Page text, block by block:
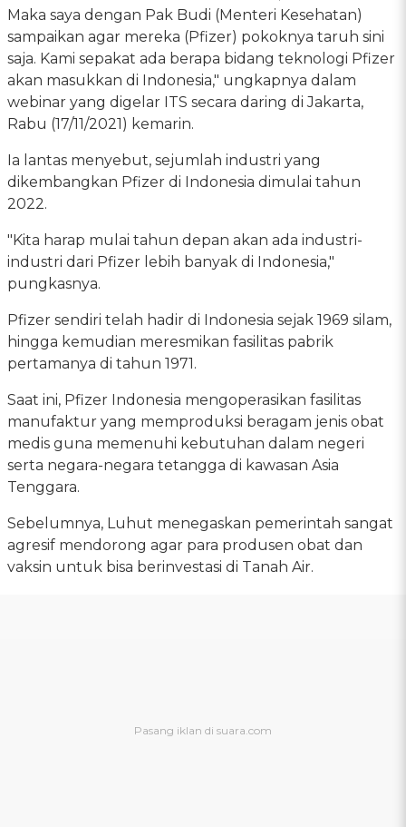
Maka saya dengan Pak Budi (Menteri Kesehatan)
sampaikan agar mereka (Pfizer) pokoknya taruh sini
saja. Kami sepakat ada berapa bidang teknologi Pfizer
akan masukkan di Indonesia," ungkapnya dalam
webinar yang digelar ITS secara daring di Jakarta,
Rabu (17/11/2021) kemarin.
Ia lantas menyebut, sejumlah industri yang
dikembangkan Pfizer di Indonesia dimulai tahun
2022.
"Kita harap mulai tahun depan akan ada industri-
industri dari Pfizer lebih banyak di Indonesia,"
pungkasnya.
Pfizer sendiri telah hadir di Indonesia sejak 1969 silam,
hingga kemudian meresmikan fasilitas pabrik
pertamanya di tahun 1971.
Saat ini, Pfizer Indonesia mengoperasikan fasilitas
manufaktur yang memproduksi beragam jenis obat
medis guna memenuhi kebutuhan dalam negeri
serta negara-negara tetangga di kawasan Asia
Tenggara.
Sebelumnya, Luhut menegaskan pemerintah sangat
agresif mendorong agar para produsen obat dan
vaksin untuk bisa berinvestasi di Tanah Air.